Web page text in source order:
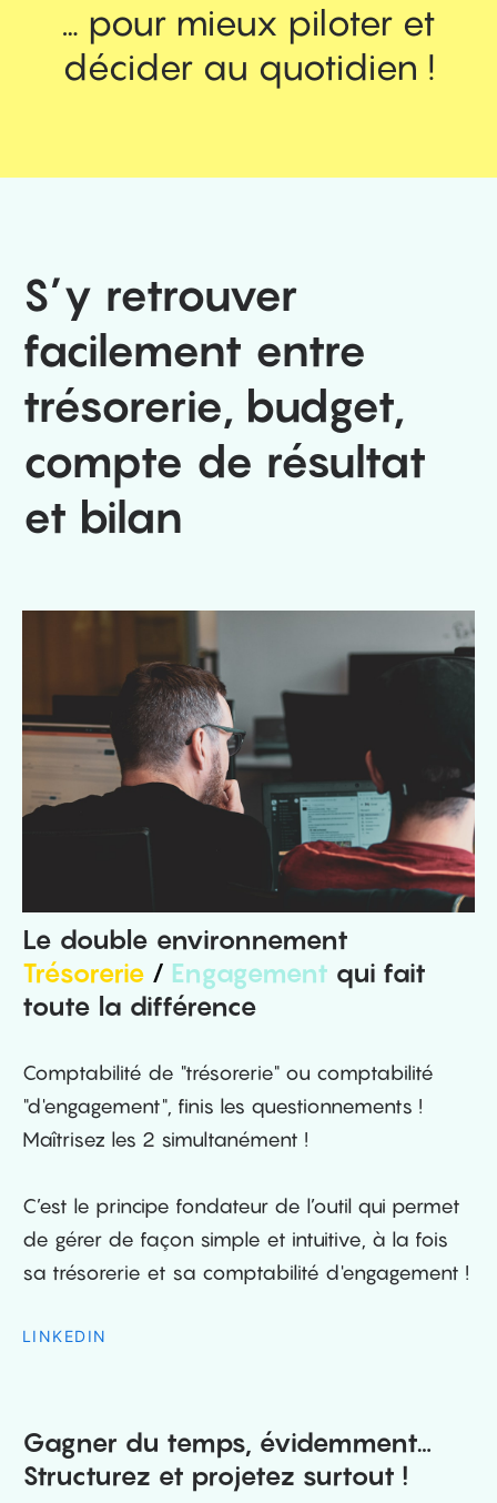
… pour mieux piloter et
décider au quotidien !
S’y retrouver
facilement entre
trésorerie, budget,
compte de résultat
et bilan
Le double environnement
Trésorerie / Engagement qui fait
toute la différence
Comptabilité de "trésorerie" ou comptabilité
"d'engagement", finis les questionnements !
Maîtrisez les 2 simultanément !
C’est le principe fondateur de l’outil qui permet
de gérer de façon simple et intuitive, à la fois
sa trésorerie et sa comptabilité d'engagement !
LINKEDIN
Gagner du temps, évidemment…
Structurez et projetez surtout !